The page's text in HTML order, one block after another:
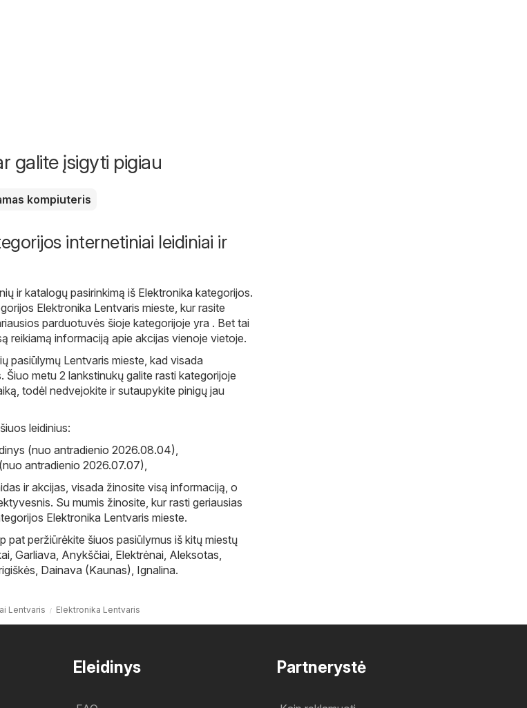
galite įsigyti pigiau
kompiuteris
internetiniai leidiniai ir
ir katalogų pasirinkimą iš Elektronika kategorijos.
Elektronika Lentvaris mieste, kur rasite
parduotuvės šioje kategorijoje yra . Bet tai
reikiamą informaciją apie akcijas vienoje vietoje.
pasiūlymų Lentvaris mieste, kad visada
Šiuo metu 2 lankstinukų galite rasti kategorijoje
todėl nedvejokite ir sutaupykite pinigų jau
leidinius:
(nuo antradienio 2026.08.04),
antradienio 2026.07.07),
ir akcijas, visada žinosite visą informaciją, o
Su mumis žinosite, kur rasti geriausias
Elektronika Lentvaris mieste.
pat peržiūrėkite šiuos pasiūlymus iš kitų miestų
, Garliava, Anykščiai, Elektrėnai, Aleksotas,
, Dainava (Kaunas), Ignalina.
Lentvaris Elektronika Lentvaris
Eleidinys Partnerystė